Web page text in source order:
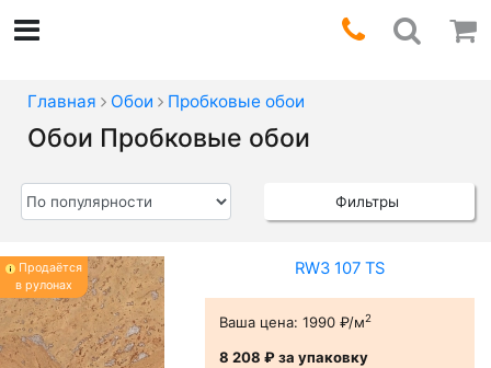
Главная Обои Пробковые обои
Обои Пробковые обои
Фильтры
Продаётся
в рулонах
RW3 107 TS
Ваша цена: 1990 ₽/м2
8 208 ₽за упаковку